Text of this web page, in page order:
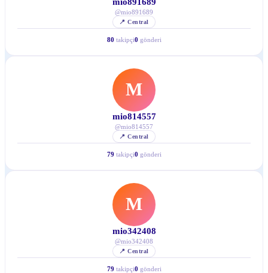
@mio891689
📍Central
80 takipçi0 gönderi
M
mio814557
@mio814557
📍Central
79 takipçi0 gönderi
M
mio342408
@mio342408
📍Central
79 takipçi0 gönderi